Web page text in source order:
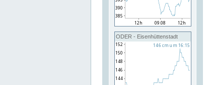
ODER - Eisenhüttenstadt